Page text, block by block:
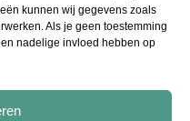
kunnen wij gegevens zoals
Als je geen toestemming
nadelige invloed hebben op